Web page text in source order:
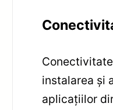
instalarea și
aplicațiilor